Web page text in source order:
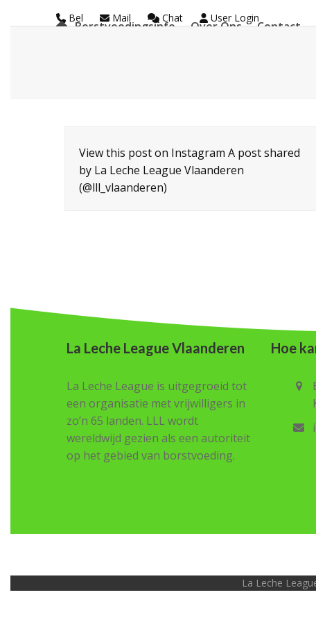
Bel Mail Chat User Login
Borstvoedingsinfo Over Ons Contact
View this post on Instagram A post shared
by La Leche League Vlaanderen
(@lll_vlaanderen)
La Leche League Vlaanderen
La Leche League is uitgegroeid tot
een organisatie met vrijwilligers in
zo’n 65 landen. LLL wordt
wereldwijd gezien als een autoriteit
op het gebied van borstvoeding.
Hoe
La Leche